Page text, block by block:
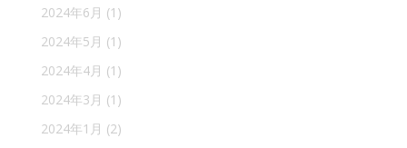
2024年6月 (1)
2024年5月 (1)
2024年4月 (1)
2024年3月 (1)
2024年1月 (2)